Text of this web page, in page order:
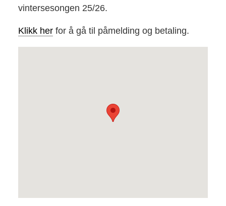
vintersesongen 25/26.
Klikk herfor å gå til påmelding og betaling.